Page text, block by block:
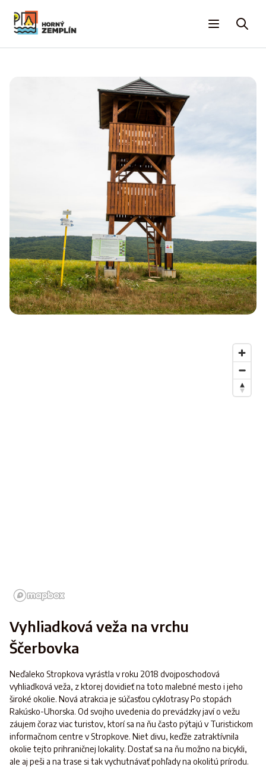
Vyhliadková veža na vrchu
Ščerbovka
Neďaleko Stropkova vyrástla v roku 2018 dvojposchodová
vyhliadková veža, z ktorej dovidieť na toto malebné mesto i jeho
široké okolie. Nová atrakcia je súčasťou cyklotrasy Po stopách
Rakúsko-Uhorska. Od svojho uvedenia do prevádzky javí o vežu
záujem čoraz viac turistov, ktorí sa na ňu často pýtajú v Turistickom
informačnom centre v Stropkove. Niet divu, keďže zatraktívnila
okolie tejto prihraničnej lokality. Dostať sa na ňu možno na bicykli,
ale aj peši a na trase si tak vychutnávať pohľady na okolitú prírodu.